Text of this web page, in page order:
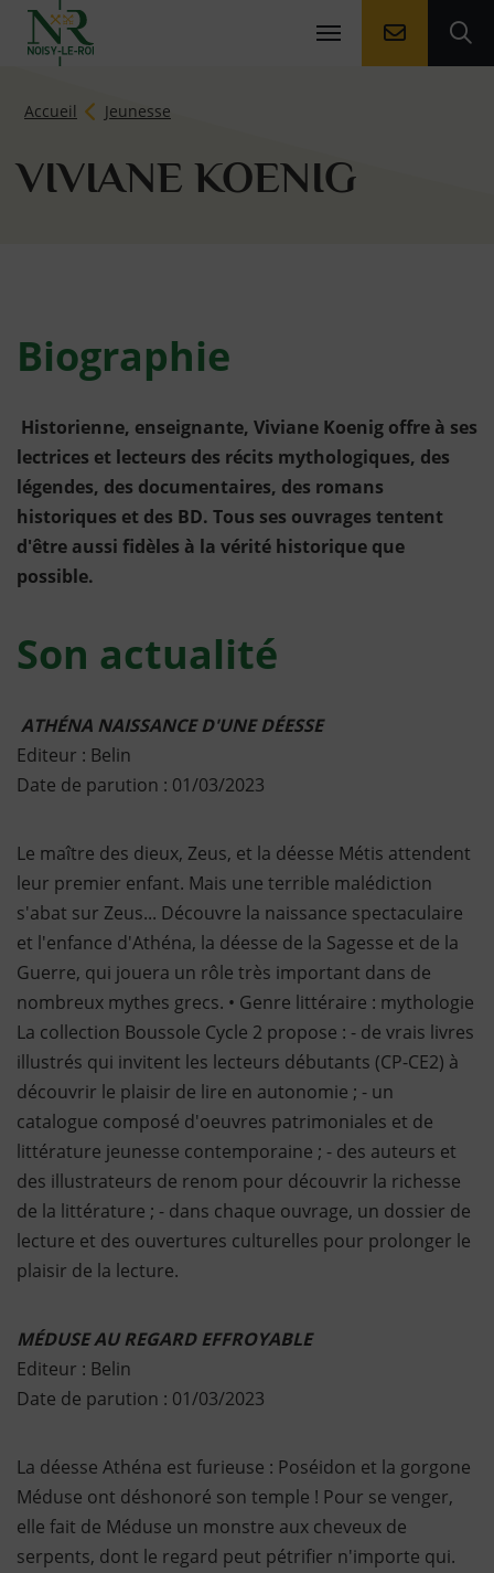
Aller à la
Accueil
Page d'accueil du site
Jeunesse
VIVIANE KOENIG
Biographie
Historienne, enseignante, Viviane Koenig offre à ses
lectrices et lecteurs des récits mythologiques, des
légendes, des documentaires, des romans
historiques et des BD. Tous ses ouvrages tentent
d'être aussi fidèles à la vérité historique que
possible.
Son actualité
ATHÉNA NAISSANCE D'UNE DÉESSE
Editeur : Belin
Date de parution : 01/03/2023
Le maître des dieux, Zeus, et la déesse Métis attendent
leur premier enfant. Mais une terrible malédiction
s'abat sur Zeus... Découvre la naissance spectaculaire
et l'enfance d'Athéna, la déesse de la Sagesse et de la
Guerre, qui jouera un rôle très important dans de
nombreux mythes grecs. • Genre littéraire : mythologie
La collection Boussole Cycle 2 propose : - de vrais livres
illustrés qui invitent les lecteurs débutants (CP-CE2) à
découvrir le plaisir de lire en autonomie ; - un
catalogue composé d'oeuvres patrimoniales et de
littérature jeunesse contemporaine ; - des auteurs et
des illustrateurs de renom pour découvrir la richesse
de la littérature ; - dans chaque ouvrage, un dossier de
lecture et des ouvertures culturelles pour prolonger le
plaisir de la lecture.
MÉDUSE AU REGARD EFFROYABLE
Editeur : Belin
Date de parution : 01/03/2023
La déesse Athéna est furieuse : Poséidon et la gorgone
Méduse ont déshonoré son temple ! Pour se venger,
elle fait de Méduse un monstre aux cheveux de
serpents, dont le regard peut pétrifier n'importe qui.